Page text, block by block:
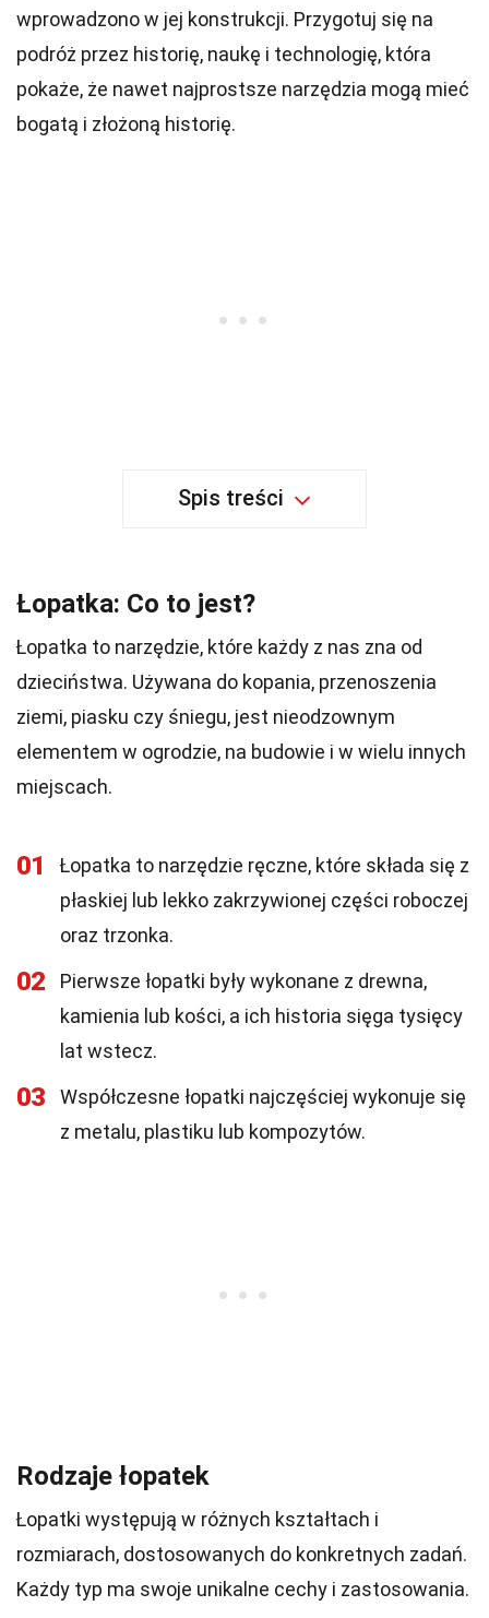
wprowadzono w jej konstrukcji. Przygotuj się na
podróż przez historię, naukę i technologię, która
pokaże, że nawet najprostsze narzędzia mogą mieć
bogatą i złożoną historię.
Spis treści
Łopatka: Co to jest?
Łopatka to narzędzie, które każdy z nas zna od
dzieciństwa. Używana do kopania, przenoszenia
ziemi, piasku czy śniegu, jest nieodzownym
elementem w ogrodzie, na budowie i w wielu innych
miejscach.
01
Łopatka to narzędzie ręczne, które składa się z
płaskiej lub lekko zakrzywionej części roboczej
oraz trzonka.
02
Pierwsze łopatki były wykonane z drewna,
kamienia lub kości, a ich historia sięga tysięcy
lat wstecz.
03
Współczesne łopatki najczęściej wykonuje się
z metalu, plastiku lub kompozytów.
Rodzaje łopatek
Łopatki występują w różnych kształtach i
rozmiarach, dostosowanych do konkretnych zadań.
Każdy typ ma swoje unikalne cechy i zastosowania.